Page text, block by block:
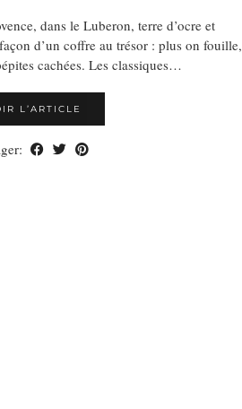
dans le Luberon, terre d’ocre et
d’un coffre au trésor : plus on fouille,
cachées. Les classiques…
L’ARTICLE